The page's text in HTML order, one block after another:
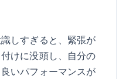
しすぎると、緊張が
けに没頭し、自分の
いパフォーマンスが